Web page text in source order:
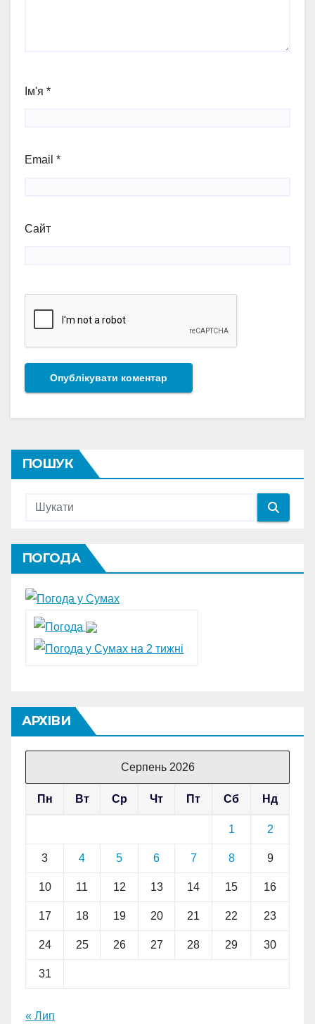
Ім'я *
Email *
Сайт
ПОШУК
ПОГОДА
АРХІВИ
Серпень 2026
Пн Вт Ср Чт Пт Сб Нд
1 2
3 4 5 6 7 8 9
10 11 12 13 14 15 16
17 18 19 20 21 22 23
24 25 26 27 28 29 30
31
« Лип